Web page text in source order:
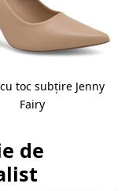
toc subțire Jenny
Fairy
de